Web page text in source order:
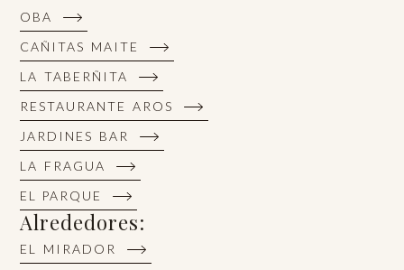
OBA
CAÑITAS MAITE
LA TABERÑITA
RESTAURANTE AROS
JARDINES BAR
LA FRAGUA
EL PARQUE
Alrededores:
EL MIRADOR